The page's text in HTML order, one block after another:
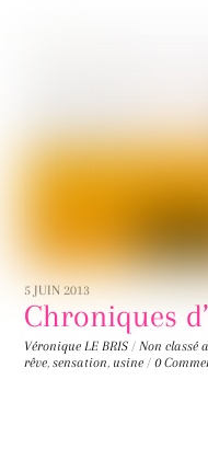
5 JUIN 2013
Chroniques
Véronique LE BRIS / Non classé
rêve,sensation, usine / 0